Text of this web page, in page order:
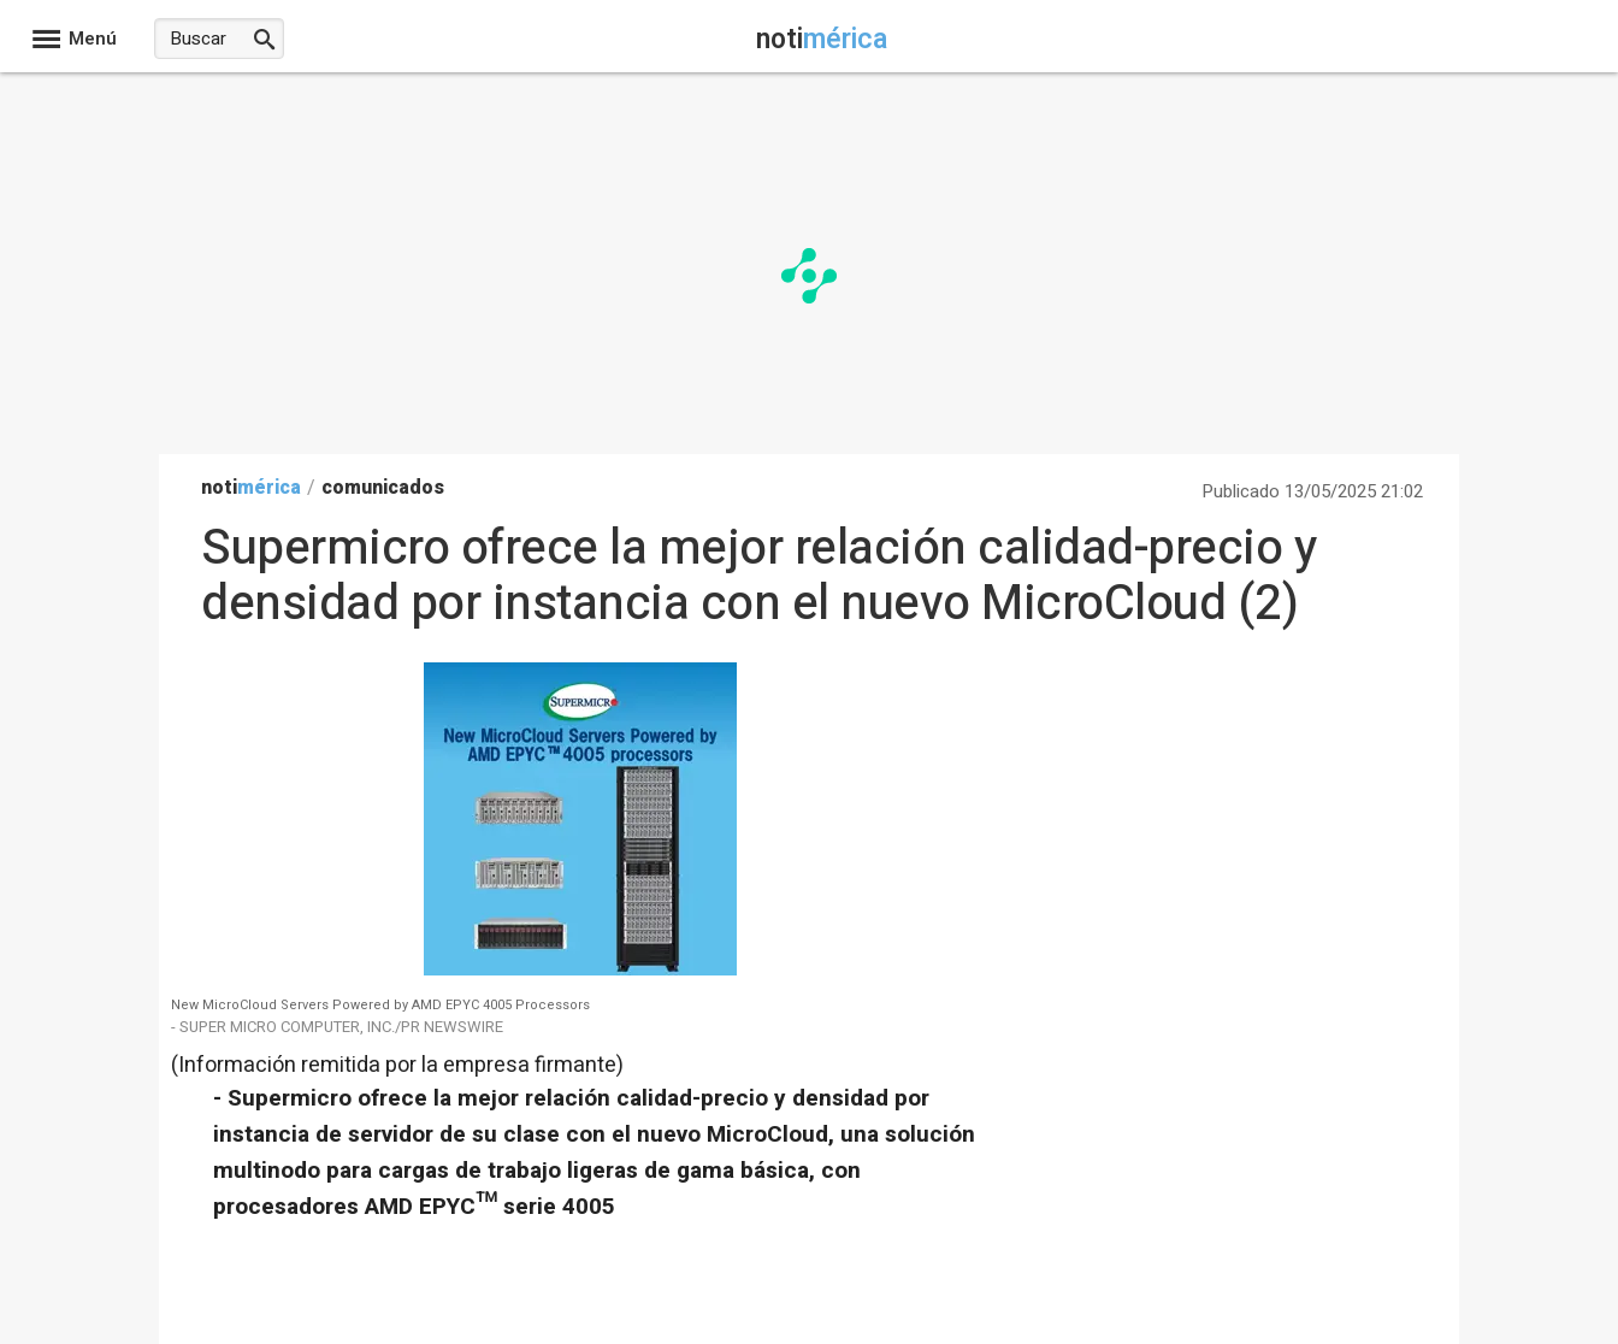
Menú notimérica
notimérica / comunicados Publicado 13/05/2025 21:02
Supermicro ofrece la mejor relación calidad-precio y
densidad por instancia con el nuevo MicroCloud (2)
New MicroCloud Servers Powered by AMD EPYC 4005 Processors
- SUPER MICRO COMPUTER, INC./PR NEWSWIRE
(Información remitida por la empresa firmante)
- Supermicro ofrece la mejor relación calidad-precio y densidad por
instancia de servidor de su clase con el nuevo MicroCloud, una solución
multinodo para cargas de trabajo ligeras de gama básica, con
procesadores AMD EPYC™ serie 4005